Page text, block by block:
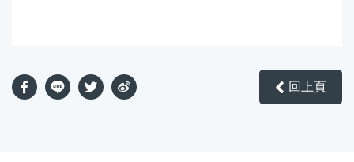
回上頁